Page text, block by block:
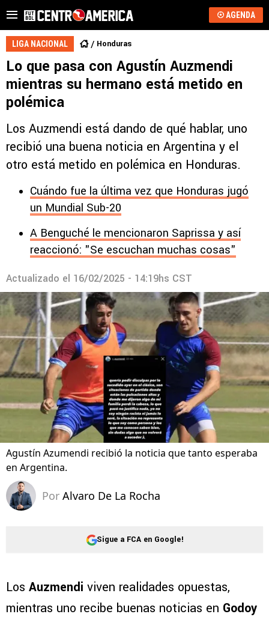
AGENDA
LIGA NACIONAL Honduras
Lo que pasa con Agustín Auzmendi
mientras su hermano está metido en
polémica
Los Auzmendi está dando de qué hablar, uno
recibió una buena noticia en Argentina y el
otro está metido en polémica en Honduras.
Cuándo fue la última vez que Honduras jugó
un Mundial Sub-20
A Benguché le mencionaron Saprissa y así
reaccionó: "Se escuchan muchas cosas"
Actualizado el 16/02/2025 - 14:19hs CST
Agustín Azumendi recibió la noticia que tanto esperaba
en Argentina.
Por Alvaro De La Rocha
Sigue a FCA en Google!
Los Auzmendi viven realidades opuestas,
mientras uno recibe buenas noticias en Godoy